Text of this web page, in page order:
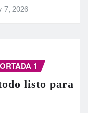
7, 2026
1
listo para